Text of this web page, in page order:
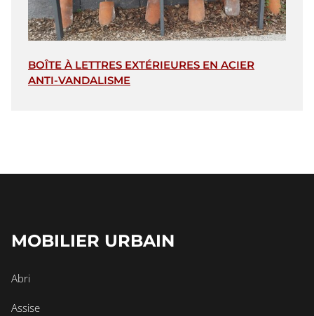
BOÎTE À LETTRES EXTÉRIEURES EN ACIER
ANTI-VANDALISME
MOBILIER URBAIN
Abri
Assise